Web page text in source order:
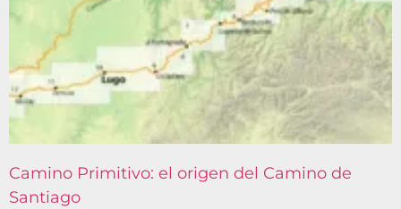
Camino Primitivo: el origen del Camino de
Santiago